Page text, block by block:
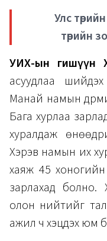
Улс
төрийн
УИХ-ын гишүүн
асуудлаа
Манай намын
Бага хурлаа
хуралдаж
Хэрэв намын их
хаяж 45
зарлахад
олон нийтийг
ажил ч хэцүүдэх юм